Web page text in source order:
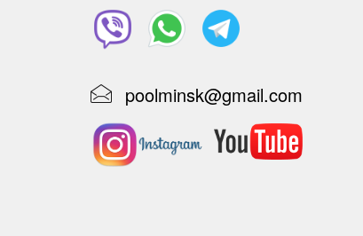
poolminsk@gmail.com